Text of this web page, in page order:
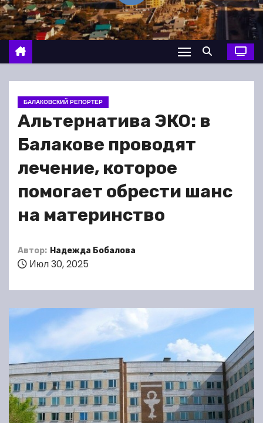
о
м
у
БАЛАКОВСКИЙ РЕПОРТЕР
Альтернатива ЭКО: в
Балакове проводят
лечение, которое
помогает обрести шанс
на материнство
Автор: Надежда Бобалова
Июл 30, 2025